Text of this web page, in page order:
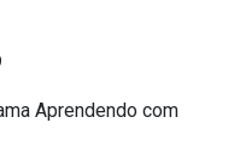
Aprendendo com